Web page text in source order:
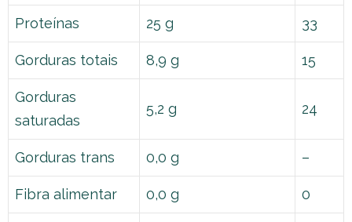
Proteínas 25 g 33
Gorduras totais 8,9 g 15
Gorduras
saturadas
5,2 g 24
Gorduras trans 0,0 g –
Fibra alimentar 0,0 g 0